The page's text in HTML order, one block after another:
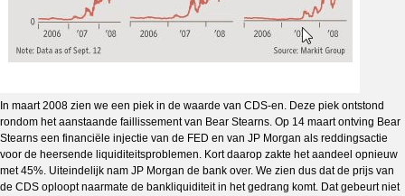
In maart 2008 zien we een piek in de waarde van CDS-en. Deze piek ontstond
rondom het aanstaande faillissement van Bear Stearns. Op 14 maart ontving Bear
Stearns een financiële injectie van de FED en van JP Morgan als reddingsactie
voor de heersende liquiditeitsproblemen. Kort daarop zakte het aandeel opnieuw
met 45%. Uiteindelijk nam JP Morgan de bank over. We zien dus dat de prijs van
de CDS oploopt naarmate de bankliquiditeit in het gedrang komt. Dat gebeurt niet